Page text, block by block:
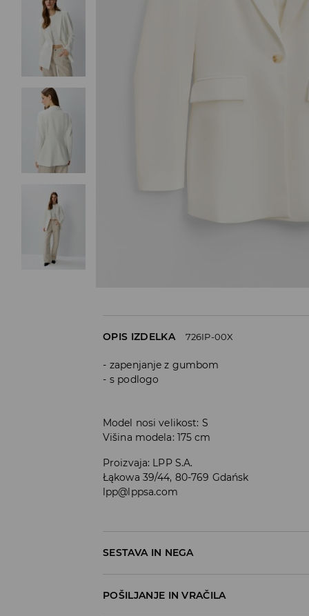
OPIS IZDELKA 726IP-00X
zapenjanje z gumbom
s podlogo
Model nosi velikost: S
Višina modela: 175 cm
Proizvaja: LPP S.A.
Łąkowa 39/44, 80-769 Gdańsk
lpp@lppsa.com
SESTAVA IN NEGA
POŠILJANJE IN VRAČILA